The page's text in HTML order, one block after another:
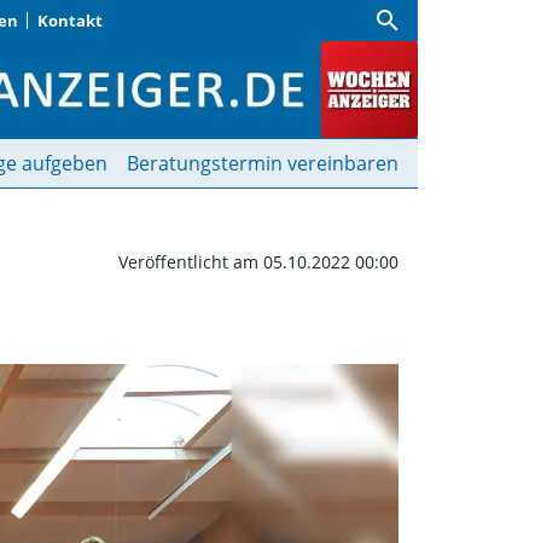
Kontakt search
|
aufgeben Beratungstermin vereinbaren
Veröffentlicht am 05.10.2022 00:00